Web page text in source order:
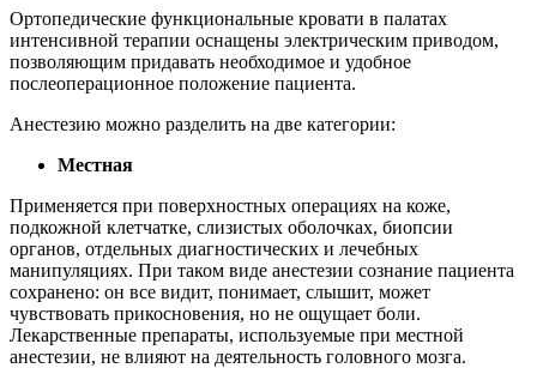
Ортопедические функциональные кровати в палатах
интенсивной терапии оснащены электрическим приводом,
позволяющим придавать необходимое и удобное
послеоперационное положение пациента.
Анестезию можно разделить на две категории:
Местная
Применяется при поверхностных операциях на коже,
подкожной клетчатке, слизистых оболочках, биопсии
органов, отдельных диагностических и лечебных
манипуляциях. При таком виде анестезии сознание пациента
сохранено: он все видит, понимает, слышит, может
чувствовать прикосновения, но не ощущает боли.
Лекарственные препараты, используемые при местной
анестезии, не влияют на деятельность головного мозга.